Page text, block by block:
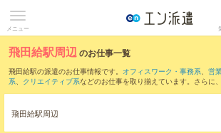
メニュー
飛田給駅周辺のお仕事一覧
飛田給駅の派遣のお仕事情報です。 オフィスワーク・事務系、 営
系、 クリエイティブ系などのお仕事を取り揃えています。さらに、
また、二子玉川駅
ご確認いただけます。
飛田給駅周辺